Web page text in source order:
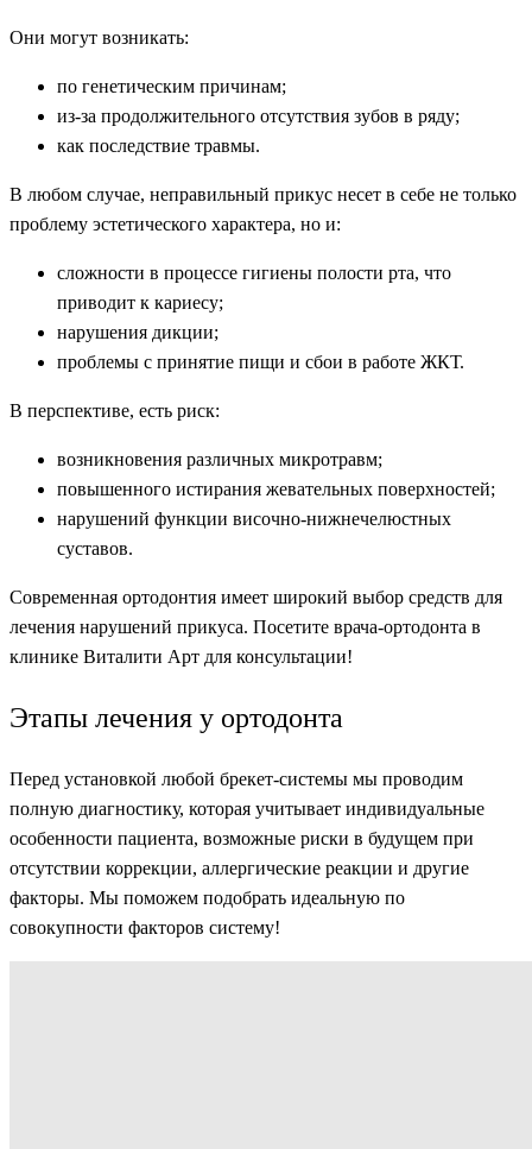
Они могут возникать:
по генетическим причинам;
из-за продолжительного отсутствия зубов в ряду;
как последствие травмы.
В любом случае, неправильный прикус несет в себе не только
проблему эстетического характера, но и:
сложности в процессе гигиены полости рта, что
приводит к кариесу;
нарушения дикции;
проблемы с принятие пищи и сбои в работе ЖКТ.
В перспективе, есть риск:
возникновения различных микротравм;
повышенного истирания жевательных поверхностей;
нарушений функции височно-нижнечелюстных
суставов.
Современная ортодонтия имеет широкий выбор средств для
лечения нарушений прикуса. Посетите врача-ортодонта в
клинике Виталити Арт для консультации!
Этапы лечения у ортодонта
Перед установкой любой брекет-системы мы проводим
полную диагностику, которая учитывает индивидуальные
особенности пациента, возможные риски в будущем при
отсутствии коррекции, аллергические реакции и другие
факторы. Мы поможем подобрать идеальную по
совокупности факторов систему!